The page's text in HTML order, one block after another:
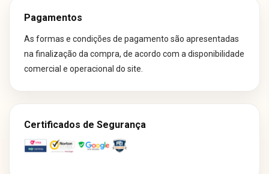
Pagamentos
As formas e condições de pagamento são apresentadas
na finalização da compra, de acordo com a disponibilidade
comercial e operacional do site.
Certificados de Segurança